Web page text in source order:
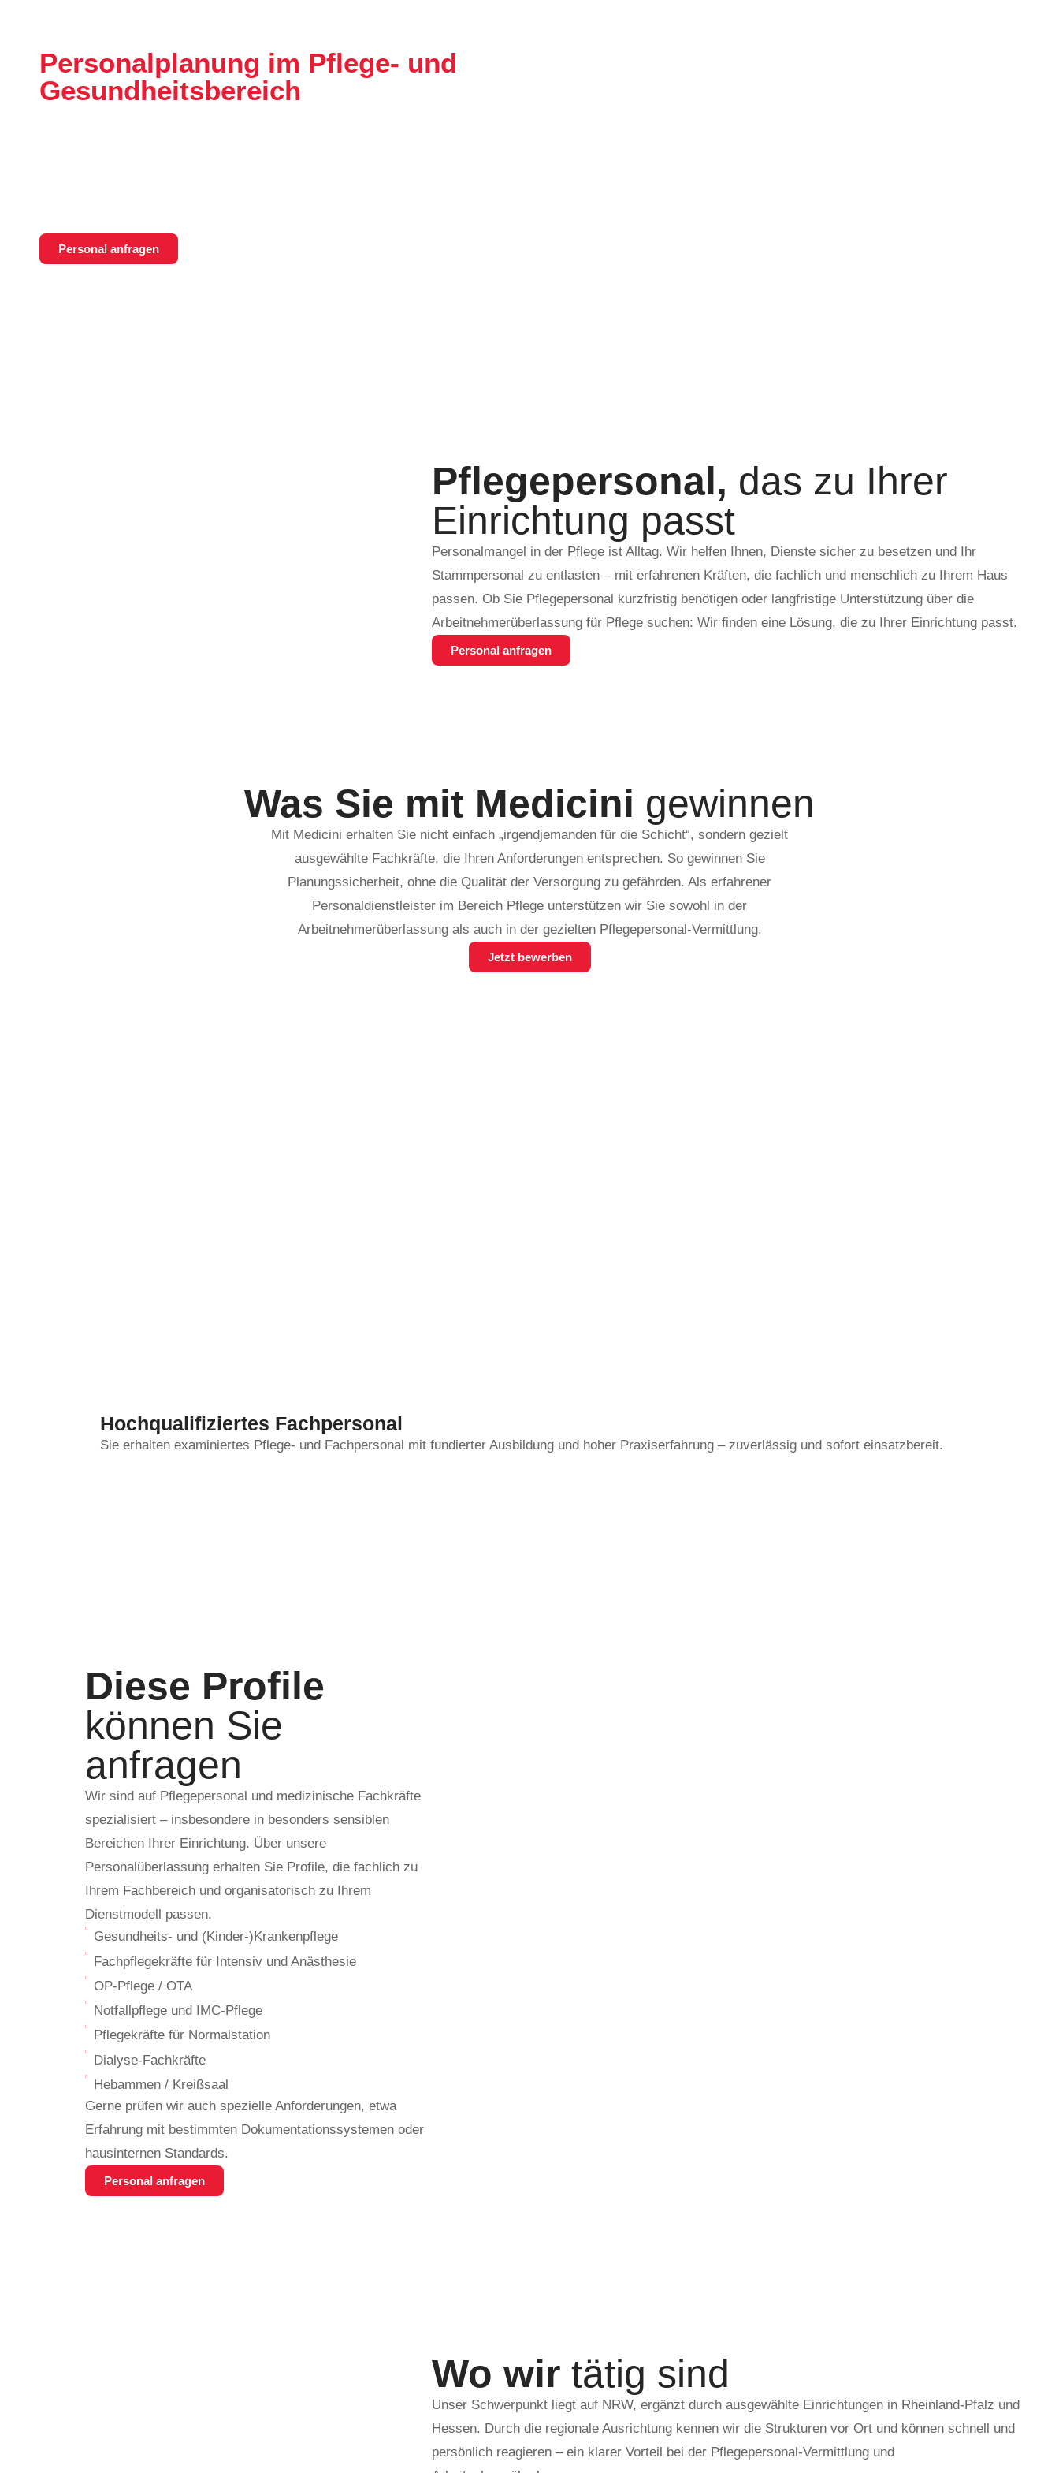
Personalplanung im Pflege- und
Gesundheitsbereich
Personal anfragen
Pflegepersonal, das zu Ihrer
Einrichtung passt
Personalmangel in der Pflege ist Alltag. Wir helfen Ihnen, Dienste sicher zu besetzen und Ihr
Stammpersonal zu entlasten – mit erfahrenen Kräften, die fachlich und menschlich zu Ihrem Haus
passen. Ob Sie Pflegepersonal kurzfristig benötigen oder langfristige Unterstützung über die
Arbeitnehmerüberlassung für Pflege suchen: Wir finden eine Lösung, die zu Ihrer Einrichtung passt.
Personal anfragen
Was Sie mit Medicini gewinnen
Mit Medicini erhalten Sie nicht einfach „irgendjemanden für die Schicht“, sondern gezielt
ausgewählte Fachkräfte, die Ihren Anforderungen entsprechen. So gewinnen Sie
Planungssicherheit, ohne die Qualität der Versorgung zu gefährden. Als erfahrener
Personaldienstleister im Bereich Pflege unterstützen wir Sie sowohl in der
Arbeitnehmerüberlassung als auch in der gezielten Pflegepersonal-Vermittlung.
Jetzt bewerben
Hochqualifiziertes Fachpersonal
Sie erhalten examiniertes Pflege- und Fachpersonal mit fundierter Ausbildung und hoher Praxiserfahrung – zuverlässig und sofort einsatzbereit.
Diese Profile
können Sie
anfragen
Wir sind auf Pflegepersonal und medizinische Fachkräfte
spezialisiert – insbesondere in besonders sensiblen
Bereichen Ihrer Einrichtung. Über unsere
Personalüberlassung erhalten Sie Profile, die fachlich zu
Ihrem Fachbereich und organisatorisch zu Ihrem
Dienstmodell passen.
Gesundheits- und (Kinder-)Krankenpflege
Fachpflegekräfte für Intensiv und Anästhesie
OP-Pflege / OTA
Notfallpflege und IMC-Pflege
Pflegekräfte für Normalstation
Dialyse-Fachkräfte
Hebammen / Kreißsaal
Gerne prüfen wir auch spezielle Anforderungen, etwa
Erfahrung mit bestimmten Dokumentationssystemen oder
hausinternen Standards.
Personal anfragen
Wo wir tätig sind
Unser Schwerpunkt liegt auf NRW, ergänzt durch ausgewählte Einrichtungen in Rheinland-Pfalz und
Hessen. Durch die regionale Ausrichtung kennen wir die Strukturen vor Ort und können schnell und
persönlich reagieren – ein klarer Vorteil bei der Pflegepersonal-Vermittlung und